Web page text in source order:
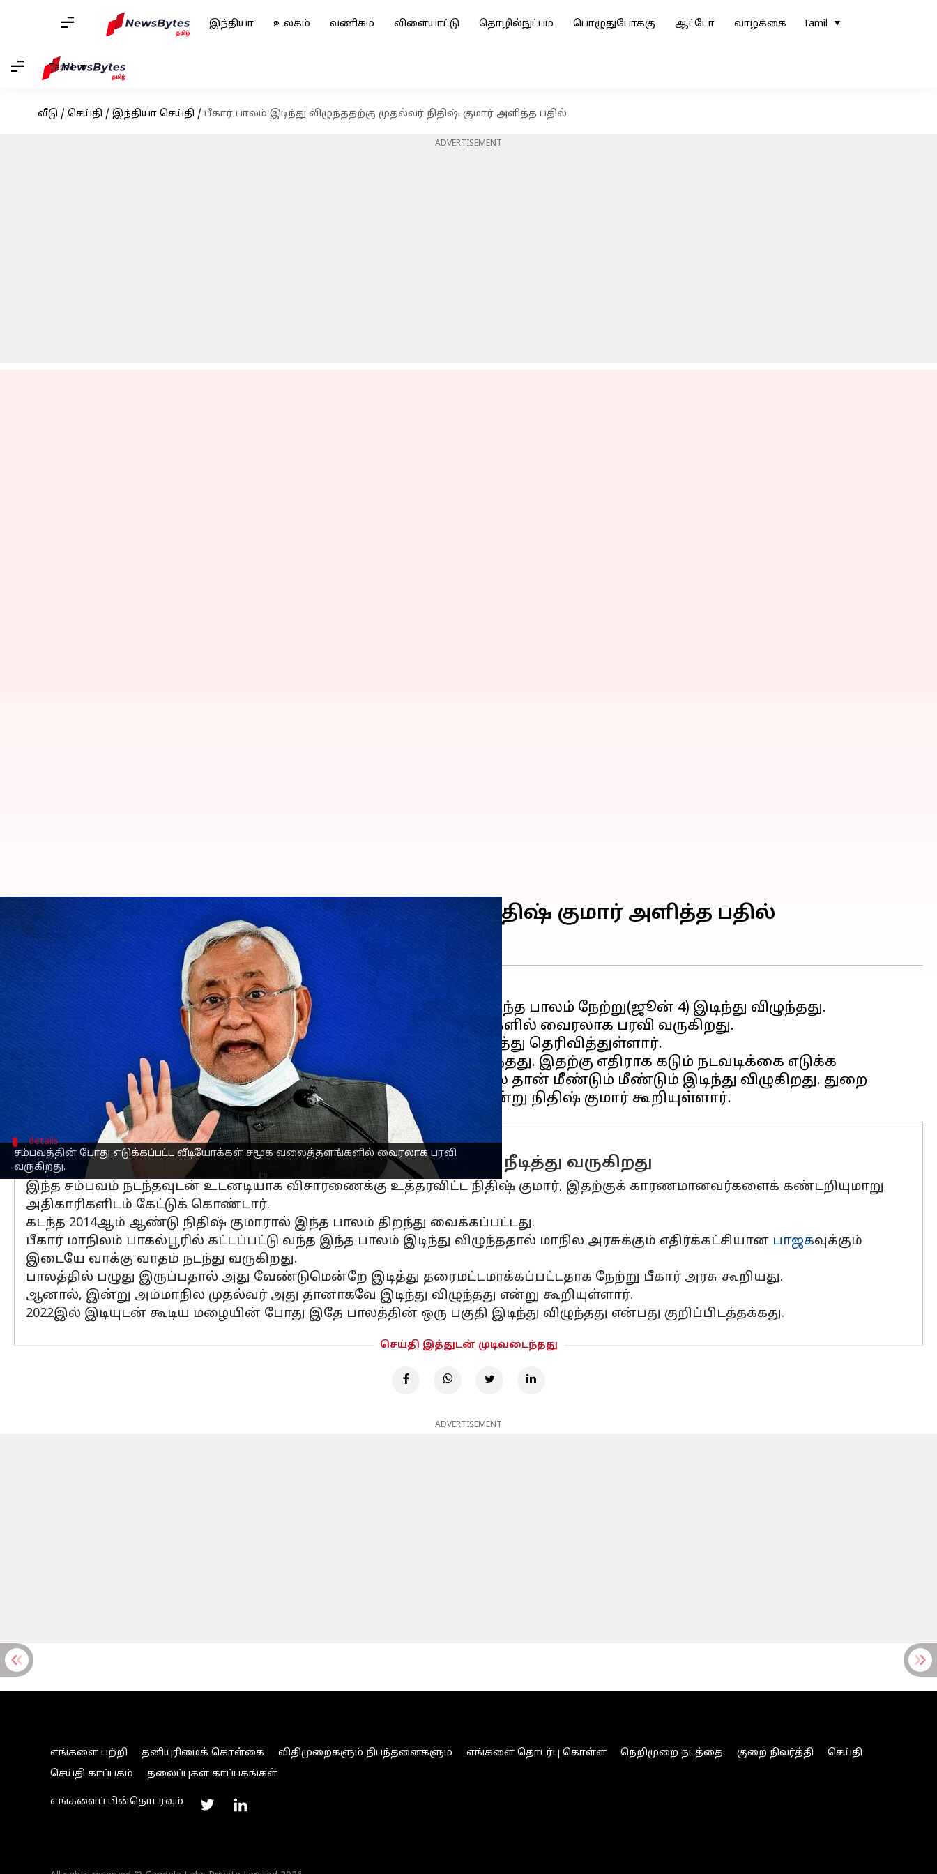
இந்தியா உலகம் வணிகம் விளையாட்டு தொழில்நுட்பம் பொழுதுபோக்கு ஆட்டோ வாழ்க்கை Tamil
Tamil
வீடு / செய்தி / இந்தியா செய்தி / பீகார் பாலம் இடிந்து விழுந்ததற்கு முதல்வர் நிதிஷ் குமார் அளித்த பதில்
ADVERTISEMENT
சம்பவத்தின் போது எடுக்கப்பட்ட வீடியோக்கள் சமூக வலைத்தளங்களில் வைரலாக பரவி
வருகிறது.
பீகார் பாலம் இடிந்து விழுந்ததற்கு முதல்வர் நிதிஷ் குமார் அளித்த பதில்
03:11 pm
கங்கை நதியின் மீது ரூ.1,700 கோடி செலவில் கட்டப்பட்டு வந்த பாலம் நேற்று(ஜூன் 4) இடிந்து விழுந்தது.
சம்பவத்தின் போது எடுக்கப்பட்ட வீடியோக்கள் சமூக வலைத்தளங்களில் வைரலாக பரவி வருகிறது.
இந்நிலையில், இது குறித்து அம்மாநில முதல்வர் நிதிஷ் குமார் கருத்து தெரிவித்துள்ளார்.
"நேற்று இடிந்து விழுந்த அதே பாலம், கடந்த ஆண்டும் இடிந்து விழுந்தது. இதற்கு எதிராக கடும் நடவடிக்கை எடுக்க
அதிகாரிகளுக்கு உத்தரவிட்டுள்ளேன். இது சரியாக கட்டப்படாததால் தான் மீண்டும் மீண்டும் இடிந்து விழுகிறது. துறை
details
மாநில அரசுக்கும் பாஜகவுக்கும் இடையே வாக்கு வாதம் நீடித்து வருகிறது
இந்த சம்பவம் நடந்தவுடன் உடனடியாக விசாரணைக்கு உத்தரவிட்ட நிதிஷ் குமார், இதற்குக் காரணமானவர்களைக் கண்டறியுமாறு
அதிகாரிகளிடம் கேட்டுக் கொண்டார்.
கடந்த 2014ஆம் ஆண்டு நிதிஷ் குமாரால் இந்த பாலம் திறந்து வைக்கப்பட்டது.
பீகார் மாநிலம் பாகல்பூரில் கட்டப்பட்டு வந்த இந்த பாலம் இடிந்து விழுந்ததால் மாநில அரசுக்கும் எதிர்க்கட்சியான பாஜகவுக்கும்
இடையே வாக்கு வாதம் நடந்து வருகிறது.
பாலத்தில் பழுது இருப்பதால் அது வேண்டுமென்றே இடித்து தரைமட்டமாக்கப்பட்டதாக நேற்று பீகார் அரசு கூறியது.
ஆனால், இன்று அம்மாநில முதல்வர் அது தானாகவே இடிந்து விழுந்தது என்று கூறியுள்ளார்.
2022இல் இடியுடன் கூடிய மழையின் போது இதே பாலத்தின் ஒரு பகுதி இடிந்து விழுந்தது என்பது குறிப்பிடத்தக்கது.
செய்தி இத்துடன் முடிவடைந்தது
ADVERTISEMENT
எங்களை பற்றி தனியுரிமைக் கொள்கை விதிமுறைகளும் நிபந்தனைகளும் எங்களை தொடர்பு கொள்ள நெறிமுறை நடத்தை குறை நிவர்த்தி
செய்தி
செய்தி காப்பகம்
தலைப்புகள் காப்பகங்கள்
எங்களைப் பின்தொடரவும்